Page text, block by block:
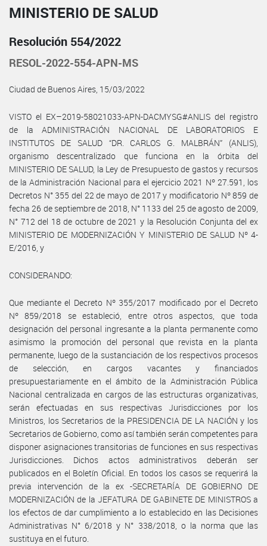
MINISTERIO DE SALUD
Resolución 554/2022
RESOL-2022-554-APN-MS
Ciudad de Buenos Aires, 15/03/2022
VISTO el EX–2019-58021033-APN-DACMYSG#ANLIS del registro
de la ADMINISTRACIÓN NACIONAL DE LABORATORIOS E
INSTITUTOS DE SALUD “DR. CARLOS G. MALBRÁN” (ANLIS),
organismo descentralizado que funciona en la órbita del
MINISTERIO DE SALUD, la Ley de Presupuesto de gastos y recursos
de la Administración Nacional para el ejercicio 2021 Nº 27.591, los
Decretos N° 355 del 22 de mayo de 2017 y modificatorio Nº 859 de
fecha 26 de septiembre de 2018, N° 1133 del 25 de agosto de 2009,
N° 712 del 18 de octubre de 2021 y la Resolución Conjunta del ex
MINISTERIO DE MODERNIZACIÓN Y MINISTERIO DE SALUD Nº 4-
E/2016, y
CONSIDERANDO:
Que mediante el Decreto Nº 355/2017 modificado por el Decreto
Nº 859/2018 se estableció, entre otros aspectos, que toda
designación del personal ingresante a la planta permanente como
asimismo la promoción del personal que revista en la planta
permanente, luego de la sustanciación de los respectivos procesos
de selección, en cargos vacantes y financiados
presupuestariamente en el ámbito de la Administración Pública
Nacional centralizada en cargos de las estructuras organizativas,
serán efectuadas en sus respectivas Jurisdicciones por los
Ministros, los Secretarios de la PRESIDENCIA DE LA NACIÓN y los
Secretarios de Gobierno, como así también serán competentes para
disponer asignaciones transitorias de funciones en sus respectivas
Jurisdicciones. Dichos actos administrativos deberán ser
publicados en el Boletín Oficial. En todos los casos se requerirá la
previa intervención de la ex -SECRETARÍA DE GOBIERNO DE
MODERNIZACIÓN de la JEFATURA DE GABINETE DE MINISTROS a
los efectos de dar cumplimiento a lo establecido en las Decisiones
Administrativas N° 6/2018 y N° 338/2018, o la norma que las
sustituya en el futuro.